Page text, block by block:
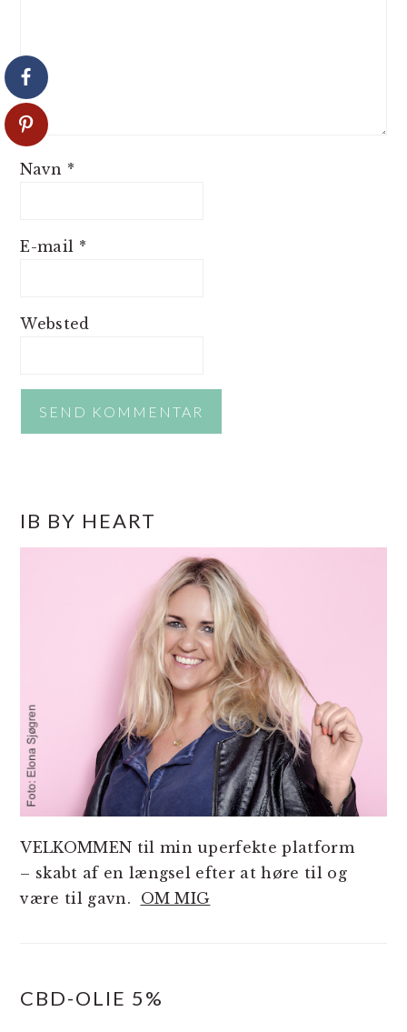
Navn *
E-mail *
Websted
SIDEBAR
IB BY HEART
VELKOMMEN til min uperfekte platform
– skabt af en længsel efter at høre til og
være til gavn. OM MIG
CBD-OLIE 5%